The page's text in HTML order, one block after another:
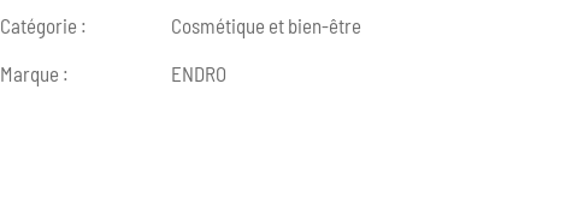
Catégorie :
Cosmétique et bien-être
Marque :
ENDRO